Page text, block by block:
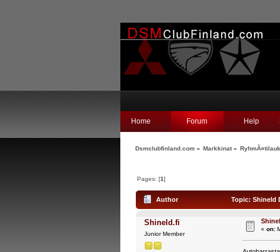
Home Forum Help
Dsmclubfinland.com » Markkinat»
Pages: [1]
Author Topic: Shineld
Shineld.fi
Junior Member
«on: